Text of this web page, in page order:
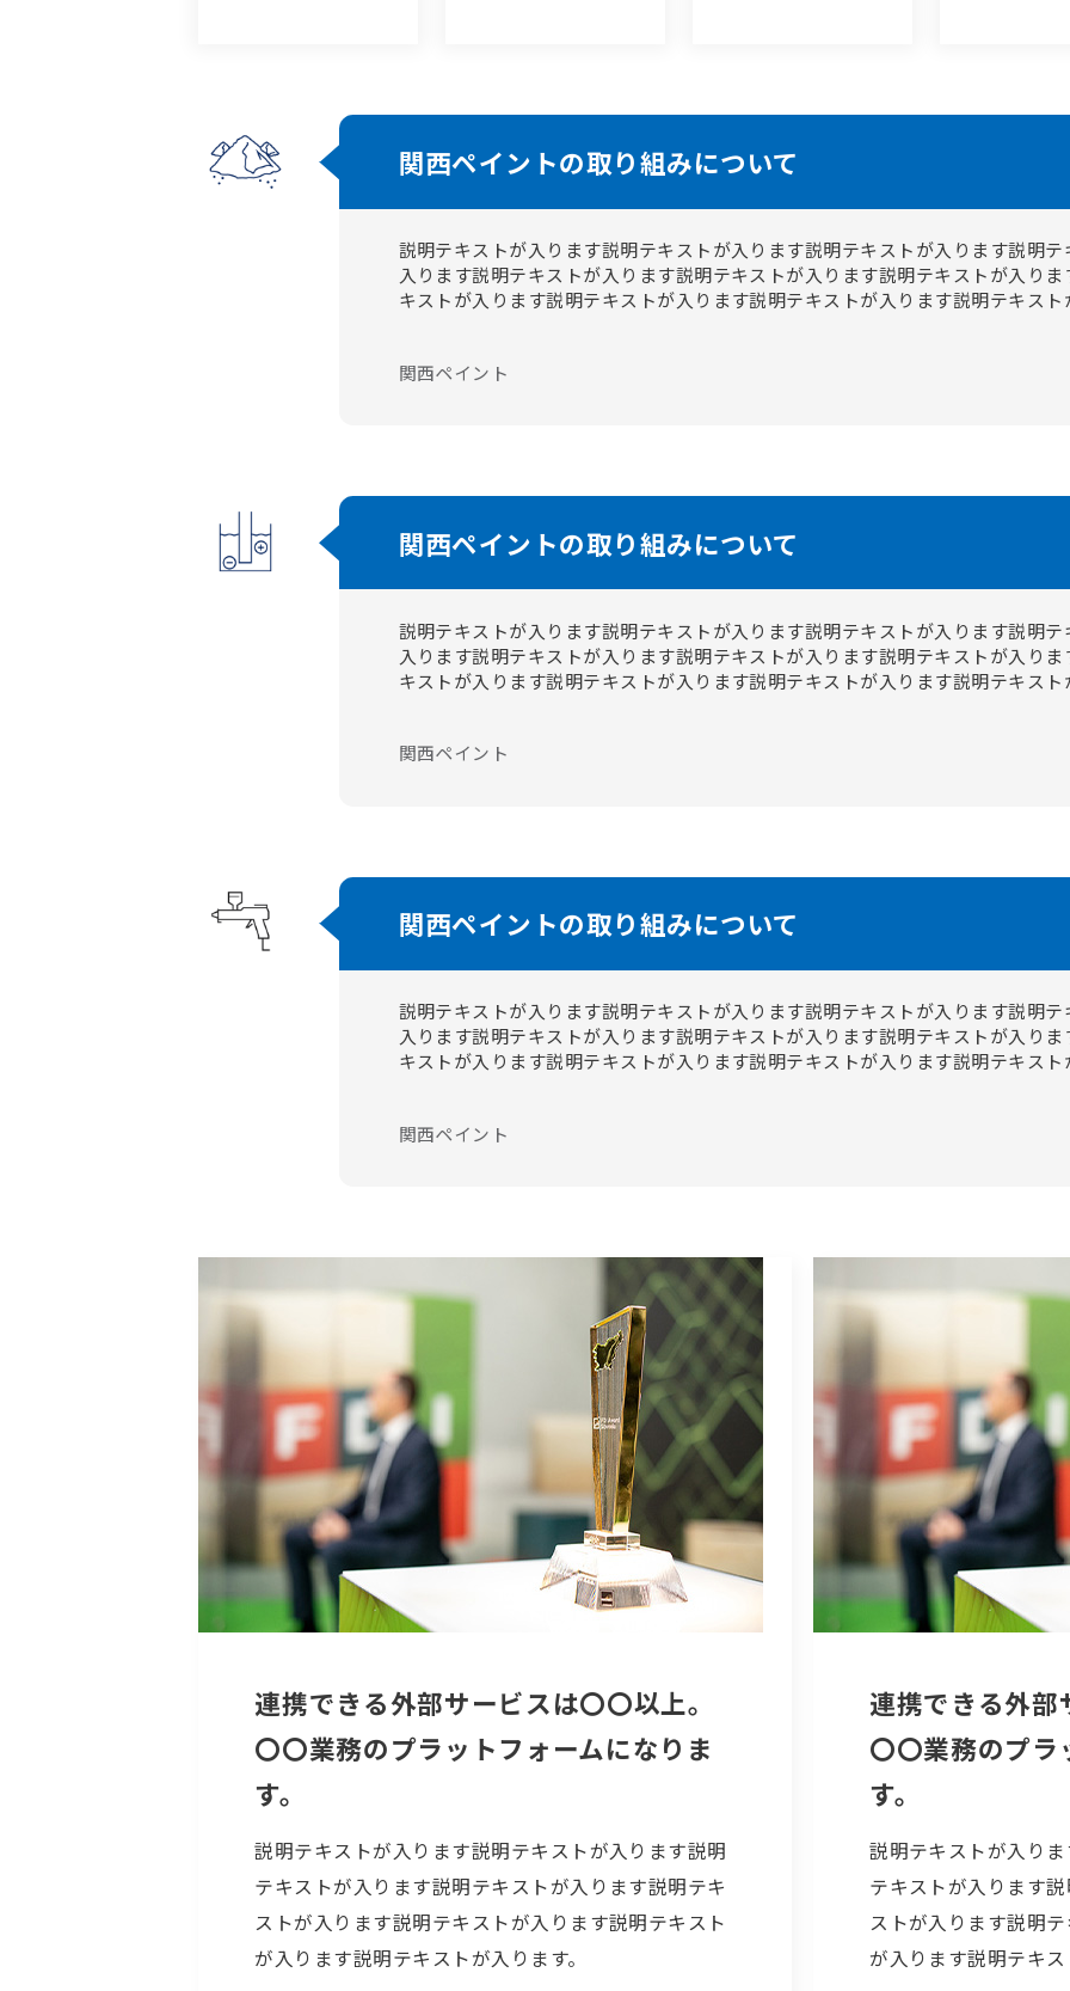
関西ペイントの取り組みについて
説明テキストが入ります説明テキストが入ります説明テキストが入ります説明
入ります説明テキストが入ります説明テキストが入ります説明テキストが入り
キストが入ります説明テキストが入ります説明テキストが入ります説明テキスト
関西ペイント
関西ペイントの取り組みについて
説明テキストが入ります説明テキストが入ります説明テキストが入ります説明
入ります説明テキストが入ります説明テキストが入ります説明テキストが入り
キストが入ります説明テキストが入ります説明テキストが入ります説明テキスト
関西ペイント
関西ペイントの取り組みについて
説明テキストが入ります説明テキストが入ります説明テキストが入ります説明
入ります説明テキストが入ります説明テキストが入ります説明テキストが入り
キストが入ります説明テキストが入ります説明テキストが入ります説明テキスト
関西ペイント
連携できる外部サービスは〇〇以上。
〇〇業務のプラットフォームになりま
す。
説明テキストが入ります説明テキストが入ります説明
テキストが入ります説明テキストが入ります説明テキ
ストが入ります説明テキストが入ります説明テキスト
が入ります説明テキストが入ります。
連携できる外
〇〇業務のプラ
す。
説明テキストが入り
テキストが入ります
ストが入ります説明
が入ります説明テキ